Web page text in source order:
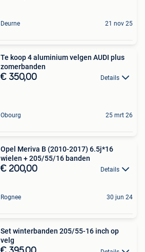
Deurne 21 nov 25
Te koop 4 aluminium velgen AUDI plus
zomerbanden
€ 350,00 Details
Obourg 25 mrt 26
Opel Meriva B (2010-2017) 6.5j*16
wielen + 205/55/16 banden
€ 200,00 Details
Rognee 30 jun 24
Set winterbanden 205/55-16 inch op
velg